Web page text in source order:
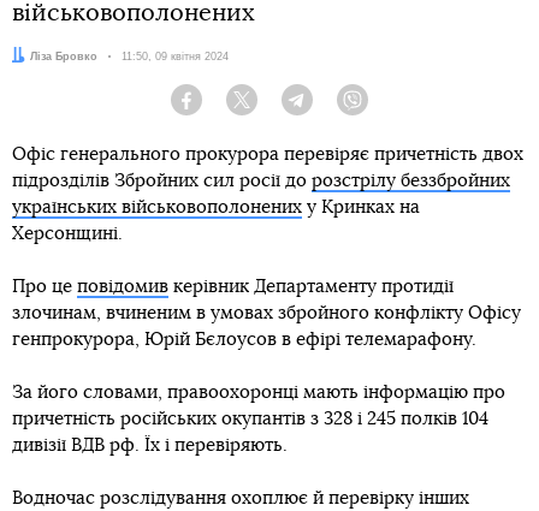
військовополонених
Автор:
Ліза Бровко Дата:
11:50, 09 квітня 2024
Facebook Twitter Telegram
Офіс генерального прокурора перевіряє причетність двох
підрозділів Збройних сил росії до розстрілу беззбройних
українських військовополонених у Кринках на
Херсонщині.
Про це повідомив керівник Департаменту протидії
злочинам, вчиненим в умовах збройного конфлікту Офісу
генпрокурора, Юрій Бєлоусов в ефірі телемарафону.
За його словами, правоохоронці мають інформацію про
причетність російських окупантів з 328 і 245 полків 104
дивізії ВДВ рф. Їх і перевіряють.
Водночас розслідування охоплює й перевірку інших